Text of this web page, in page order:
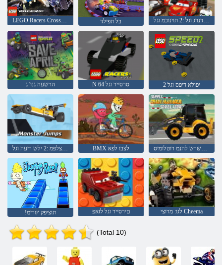
LEGO Racers Crosstown ןועגיש בל תפילד ירפ דנרג וגל :2 תוינוכמ וגל
הרשעה גנו' ג N 64 סרסייר וגל 2 יפולא דיפס וגל
ץופקל תצלפמ :2 ילש ריעה וגל BMX לצבו לפא הקפסאה תרשרש להנמ רוטלומיס
!תוציפק ץורימ םירסייר וגל לזאפ לגו: מרוצי Cheema
(Total 10)